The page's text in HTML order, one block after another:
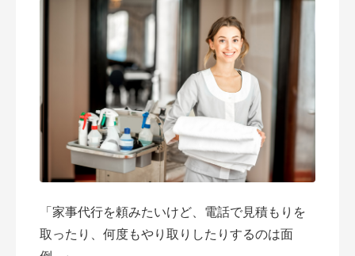
「家事代行を頼みたいけど、電話で見積もりを
取ったり、何度もやり取りしたりするのは面